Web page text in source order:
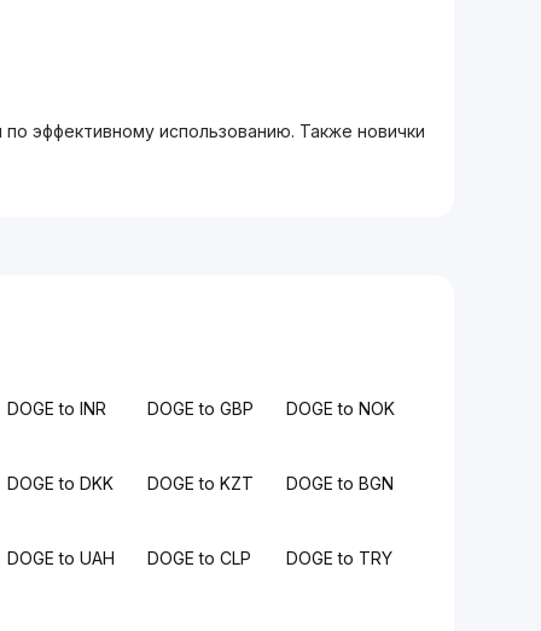
эффективному использованию. Также новички
DOGE to INR DOGE to GBP DOGE to NOK
DOGE to DKK DOGE to KZT DOGE to BGN
DOGE to UAH DOGE to CLP DOGE to TRY